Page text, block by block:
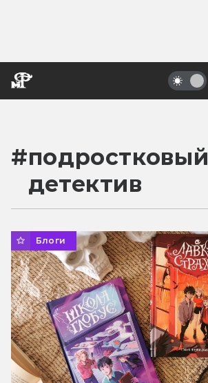
#подростковый
детектив
Блоги